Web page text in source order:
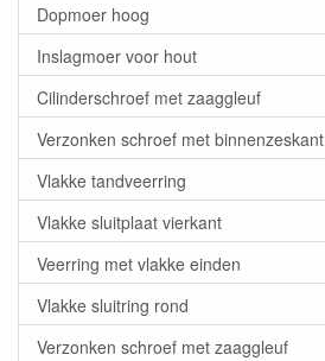
Dopmoer hoog
Inslagmoer voor hout
Cilinderschroef met zaaggleuf
Verzonken schroef met binnenzeskant
Vlakke tandveerring
Vlakke sluitplaat vierkant
Veerring met vlakke einden
Vlakke sluitring rond
Verzonken schroef met zaaggleuf